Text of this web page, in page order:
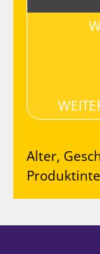
Alter,